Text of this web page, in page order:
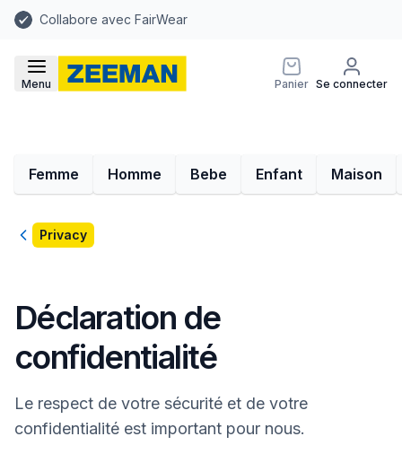
Collabore avec FairWear
Menu Panier Se connecter
Femme Homme Bebe Enfant Maison
RetourPrivacy
Déclaration de
confidentialité
Le respect de votre sécurité et de votre
confidentialité est important pour nous.